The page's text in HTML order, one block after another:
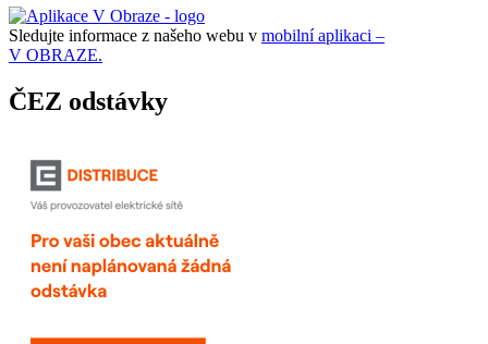
Sledujte informace z našeho webu v mobilní aplikaci –
V OBRAZE.
ČEZ odstávky